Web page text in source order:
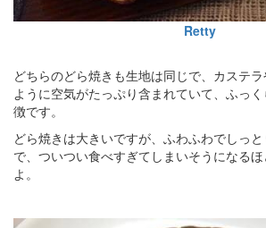
Retty
どちらのどら焼きも生地は同じで、カステ
ように空気がたっぷり含まれていて、ふっ
徴です。
どら焼きは大きいですが、ふわふわでしっ
で、ついつい食べすぎてしまいそうになる
よ。